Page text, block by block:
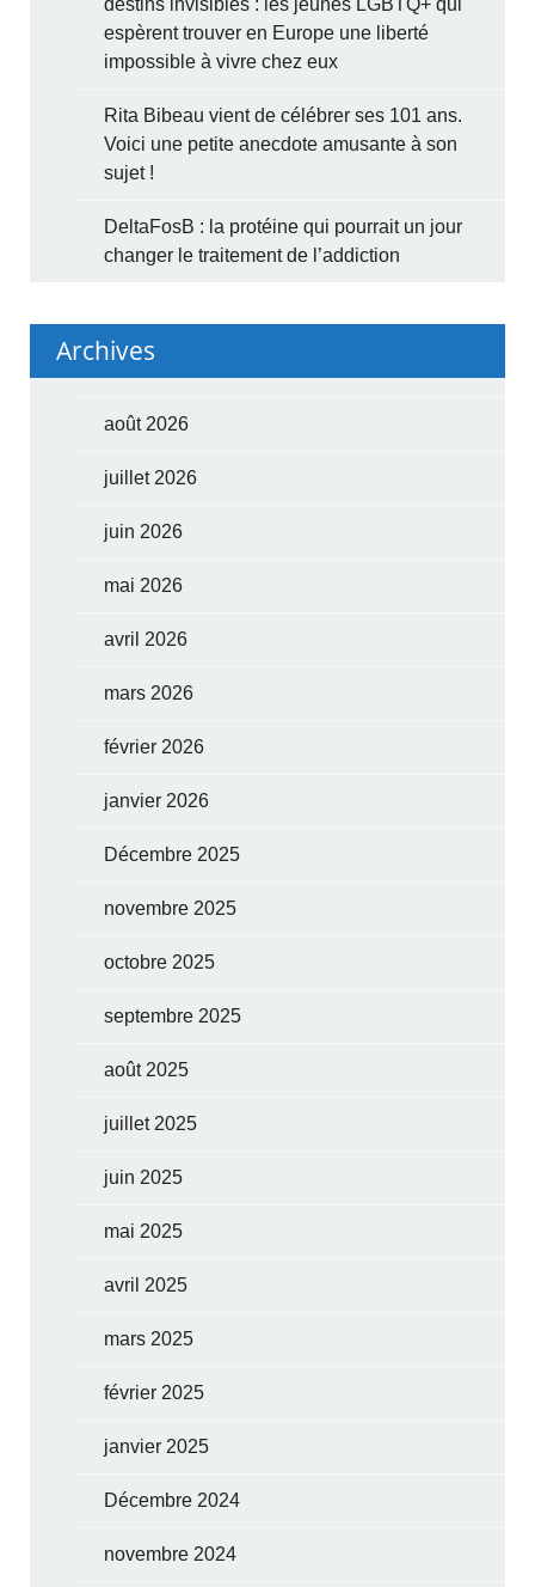
espèrent trouver en Europe une liberté
impossible à vivre chez eux
Rita Bibeau vient de célébrer ses 101 ans.
Voici une petite anecdote amusante à son
sujet !
DeltaFosB : la protéine qui pourrait un jour
changer le traitement de l’addiction
Archives
août 2026
juillet 2026
juin 2026
mai 2026
avril 2026
mars 2026
février 2026
janvier 2026
Décembre 2025
novembre 2025
octobre 2025
septembre 2025
août 2025
juillet 2025
juin 2025
mai 2025
avril 2025
mars 2025
février 2025
janvier 2025
Décembre 2024
novembre 2024